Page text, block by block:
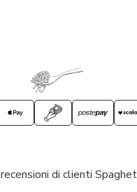
di clienti